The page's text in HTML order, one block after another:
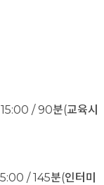
/ 90분(교육시
/ 145분(인터미